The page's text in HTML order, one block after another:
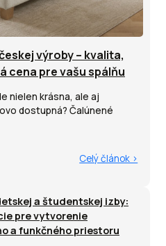
výroby – kvalita,
cena pre vašu spálňu
nielen krásna, ale aj
dostupná? Čalúnené
Celý článok >
a študentskej izby:
pre vytvorenie
a funkčného priestoru